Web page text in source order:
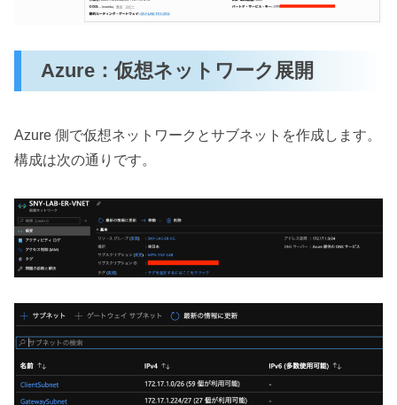
Azure：仮想ネットワーク展開
Azure 側で仮想ネットワークとサブネットを作成します。
構成は次の通りです。